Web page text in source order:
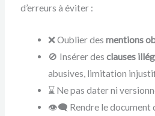
d’erreurs à éviter :
❌ Oublier desmentions
🚫 Insérer desclauses
abusives, limitation
⌛ Ne pas dater ni
👁‍🗨 Rendre le document